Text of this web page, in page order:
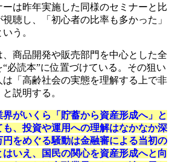
ーは昨年実施した同様のセミナーと比
聴し、「初心者の比率も多かった」
う。
商品開発や販売部門を中心とした全
必読本”に位置づけている。その狙い
「高齢社会の実態を理解する上で非
説明する。
がいくら「貯蓄から資産形成へ」と
、投資や運用への理解はなかなか深
円をめぐる騒動は金融審による当初の
いえ、国民の関心を資産形成へと向